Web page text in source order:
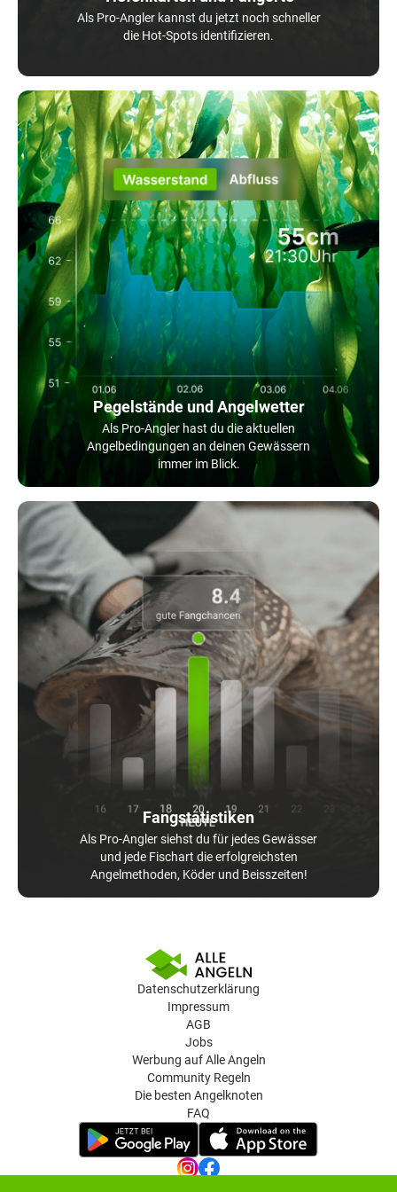
Als Pro-Angler kannst du jetzt noch schneller
die Hot-Spots identifizieren.
Pegelstände und Angelwetter
Als Pro-Angler hast du die aktuellen
Angelbedingungen an deinen Gewässern
immer im Blick.
Fangstatistiken
Als Pro-Angler siehst du für jedes Gewässer
und jede Fischart die erfolgreichsten
Angelmethoden, Köder und Beisszeiten!
Datenschutzerklärung
Impressum
AGB
Jobs
Werbung auf Alle Angeln
Community Regeln
Die besten Angelknoten
FAQ